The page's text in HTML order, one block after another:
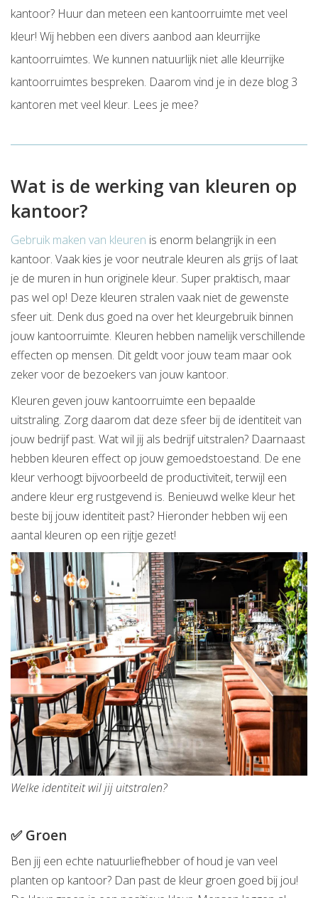
kantoor? Huur dan meteen een kantoorruimte met veel
kleur! Wij hebben een divers aanbod aan kleurrijke
kantoorruimtes. We kunnen natuurlijk niet alle kleurrijke
kantoorruimtes bespreken. Daarom vind je in deze blog 3
kantoren met veel kleur. Lees je mee?
Wat is de werking van kleuren op
kantoor?
Gebruik maken van kleuren is enorm belangrijk in een
kantoor. Vaak kies je voor neutrale kleuren als grijs of laat
je de muren in hun originele kleur. Super praktisch, maar
pas wel op! Deze kleuren stralen vaak niet de gewenste
sfeer uit. Denk dus goed na over het kleurgebruik binnen
jouw kantoorruimte. Kleuren hebben namelijk verschillende
effecten op mensen. Dit geldt voor jouw team maar ook
zeker voor de bezoekers van jouw kantoor.
Kleuren geven jouw kantoorruimte een bepaalde
uitstraling. Zorg daarom dat deze sfeer bij de identiteit van
jouw bedrijf past. Wat wil jij als bedrijf uitstralen? Daarnaast
hebben kleuren effect op jouw gemoedstoestand. De ene
kleur verhoogt bijvoorbeeld de productiviteit, terwijl een
andere kleur erg rustgevend is. Benieuwd welke kleur het
beste bij jouw identiteit past? Hieronder hebben wij een
aantal kleuren op een rijtje gezet!
Welke identiteit wil jij uitstralen?
✅ Groen
Ben jij een echte natuurliefhebber of houd je van veel
planten op kantoor? Dan past de kleur groen goed bij jou!